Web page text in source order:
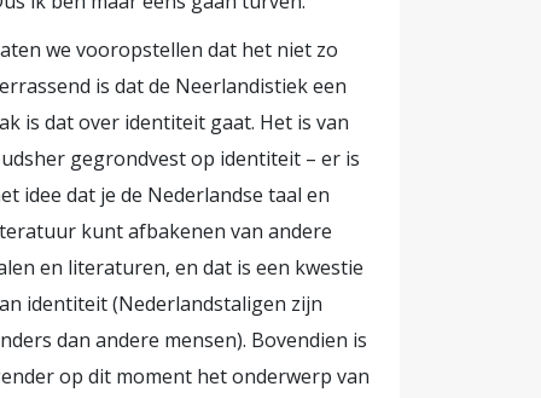
is,
ze
én
de
de
kennen
we vooropstellen dat het niet zo
is dat de Neerlandistiek een
is dat over identiteit gaat. Het is van
gegrondvest op identiteit – er is
idee dat je de Nederlandse taal en
kunt afbakenen van andere
en literaturen, en dat is een kwestie
identiteit (Nederlandstaligen zijn
dan andere mensen). Bovendien is
op dit moment het onderwerp van